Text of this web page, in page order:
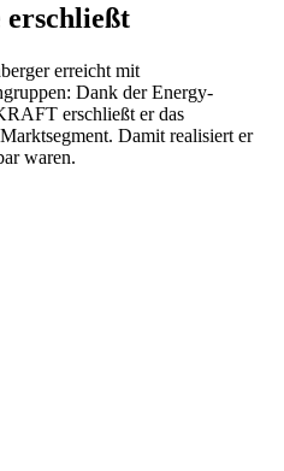
erschließt
erreicht mit
Dank der Energy-
erschließt er das
Damit realisiert er
waren.